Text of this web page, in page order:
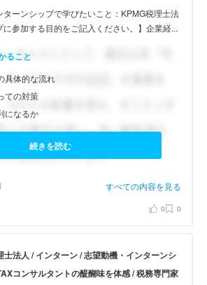
ターンシップで学びたいこと：KPMG税理士法
に参加する目的をご記入ください。】企業経...
ること
具体的な流れ
ての対策
になるか
続きを読む
すべての内容を見る
0 0
士法人 / インターン / 志望動機・インターンシ
コンサルタントの醍醐味を体感 / 税務専門家